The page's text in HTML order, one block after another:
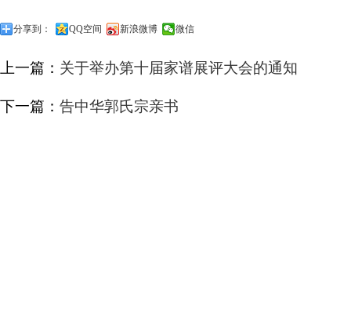
分享到： QQ空间 新浪微博 微信
上一篇： 关于举办第十届家谱展评大会的通知
下一篇： 告中华郭氏宗亲书